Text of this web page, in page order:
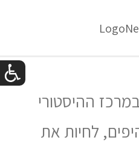
ההיסטורי
לחיות את